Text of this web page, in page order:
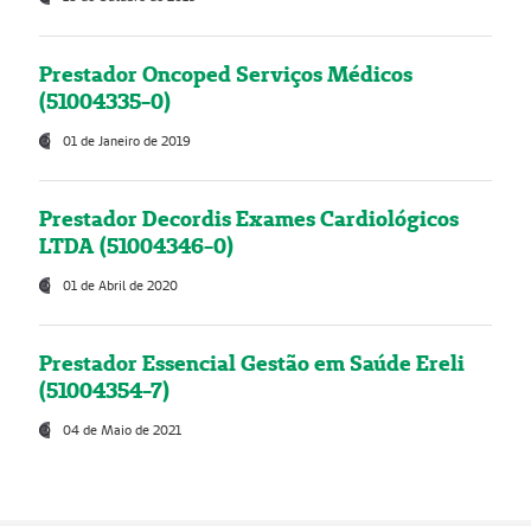
Prestador Oncoped Serviços Médicos
(51004335-0)
01 de Janeiro de 2019
Prestador Decordis Exames Cardiológicos
LTDA (51004346-0)
01 de Abril de 2020
Prestador Essencial Gestão em Saúde Ereli
(51004354-7)
04 de Maio de 2021